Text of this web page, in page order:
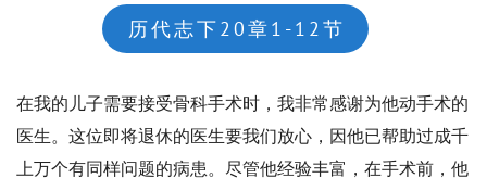
历代志下20章1-12节
在我的儿子需要接受骨科手术时，我非常感谢为他动手术的
医生。这位即将退休的医生要我们放心，因他已帮助过成千
上万个有同样问题的病患。尽管他经验丰富，在手术前，他